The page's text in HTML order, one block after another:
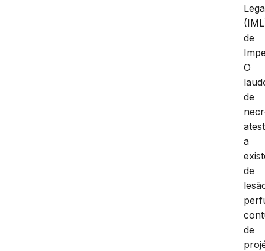
de
O
de
a
de
de